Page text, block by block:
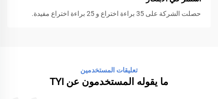
حصلت الشركة على 35 براءة اختراع و 25 براءة اختراع مفيدة.
تعليقات المستخدمين
ما يقوله المستخدمون عن TYI